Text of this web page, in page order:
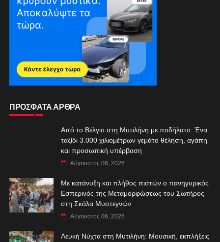
ΠΡΟΣΦΑΤΑ ΑΡΘΡΑ
Από το Βέλγιο στη Μυτιλήνη με ποδήλατο: Ένα
ταξίδι 3.000 χιλιομέτρων γεμάτο θέληση, αγάπη
και προσωπική υπέρβαση
Αύγουστος 06, 2026
Με κατάνυξη και πλήθος πιστών ο πανηγυρικός
Εσπερινός της Μεταμορφώσεως του Σωτήρος
στη Σκάλα Μυστεγνών
Αύγουστος 06, 2026
Λευκή Νύχτα στη Μυτιλήνη: Μουσική, εκπλήξεις